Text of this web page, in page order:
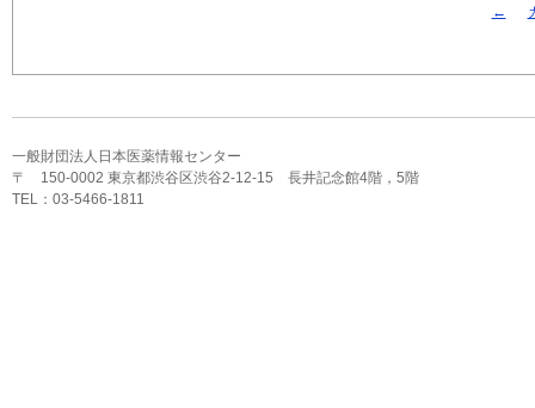
←
一般財団法人日本医薬情報センター
〒 150-0002 東京都渋谷区渋谷2-12-15 長井記念館4階，5階
TEL：03-5466-1811